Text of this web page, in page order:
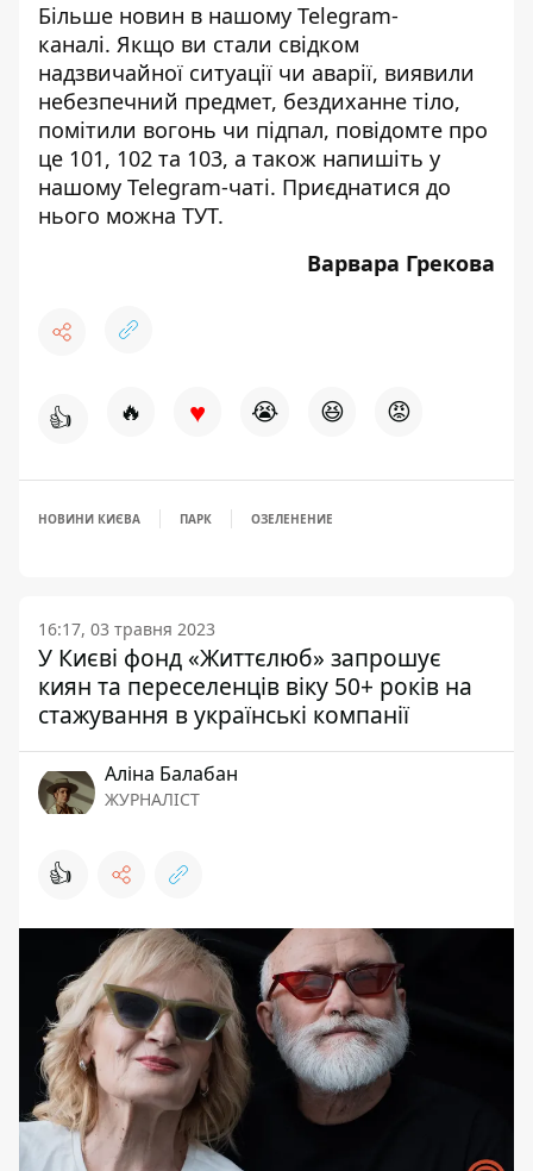
Більше новин в нашому Telegram-
каналі. Якщо ви стали свідком
надзвичайної ситуації чи аварії, виявили
небезпечний предмет, бездиханне тіло,
помітили вогонь чи підпал, повідомте про
це 101, 102 та 103, а також напишіть у
нашому Telegram-чаті. Приєднатися до
нього можна ТУТ.
Варвара Грекова
👍 🔥 ♥ 😭 😆 😡
НОВИНИ КИЄВА ПАРК ОЗЕЛЕНЕНИЕ
16:17, 03 травня 2023
У Києві фонд «Життєлюб» запрошує
киян та переселенців віку 50+ років на
стажування в українські компанії
Аліна Балабан
ЖУРНАЛІСТ
👍